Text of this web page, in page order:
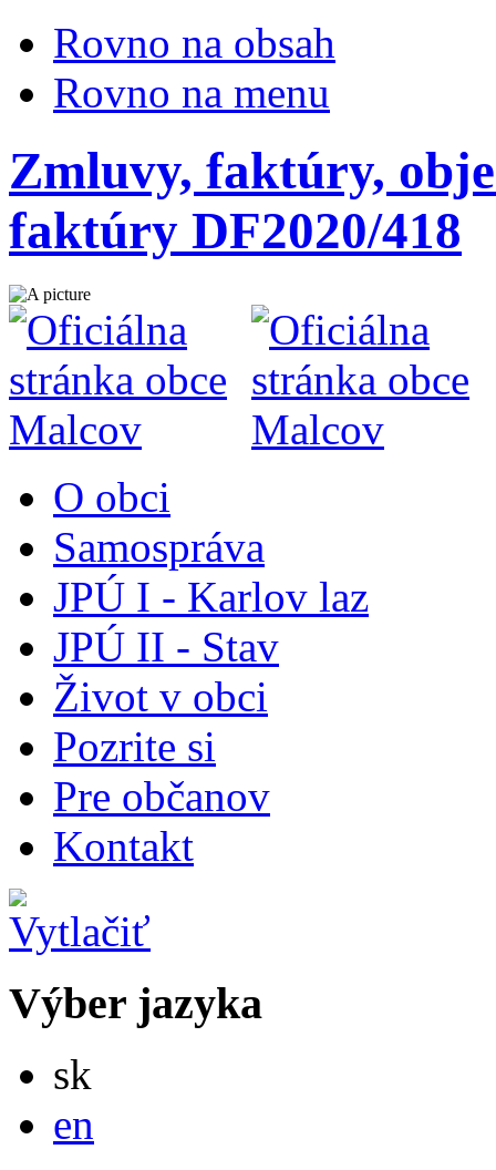
Rovno na obsah
Rovno na menu
Zmluvy, faktúry,
faktúry DF2020/418
O obci
Samospráva
JPÚ I - Karlov laz
JPÚ II - Stav
Život v obci
Pozrite si
Pre občanov
Kontakt
Výber jazyka
sk
en